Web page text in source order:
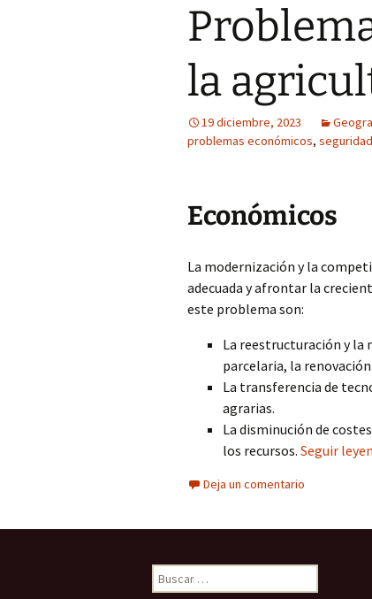
la
19 diciembre, 2023
problemas económicos,
Económicos
La modernización y la
adecuada y afrontar la
este problema son:
La reestructuración y la
parcelaria, la
La transferencia de
agrarias.
La disminución de
los recursos. Seguir
Deja un comentario
Buscar: